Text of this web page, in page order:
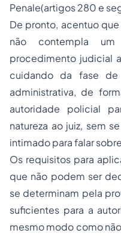
Penale(artigos 280 e
De pronto, acentuo
não contempla
procedimento judicial
cuidando da fase de
administrativa, de
autoridade policial
natureza ao juiz, sem
intimado para falar
Os requisitos para
que não podem ser
se determinam pela
suficientes para a
mesmo modo como